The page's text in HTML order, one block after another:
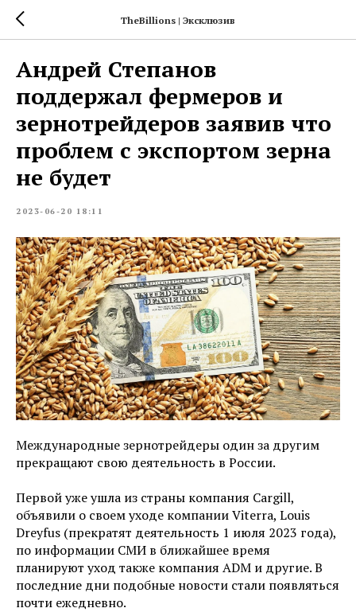
TheBillions | Эксклюзив
Андрей Степанов
поддержал фермеров и
зернотрейдеров заявив что
проблем с экспортом зерна
не будет
2023-06-20 18:11
Международные зернотрейдеры один за другим
прекращают свою деятельность в России.
Первой уже ушла из страны компания Cargill,
объявили о своем уходе компании Viterra, Louis
Dreyfus (прекратят деятельность 1 июля 2023 года),
по информации СМИ в ближайшее время
планируют уход также компания ADM и другие. В
последние дни подобные новости стали появляться
почти ежедневно.